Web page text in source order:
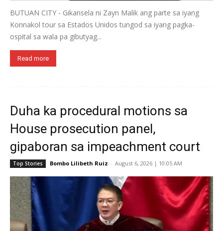
BUTUAN CITY - Gikansela ni Zayn Malik ang parte sa iyang
Konnakol tour sa Estados Unidos tungod sa iyang pagka-
ospital sa wala pa gibutyag...
Read more
Duha ka procedural motions sa
House prosecution panel,
gipaboran sa impeachment court
Top Stories Bombo Lilibeth Ruiz - August 6, 2026 | 10:05 AM